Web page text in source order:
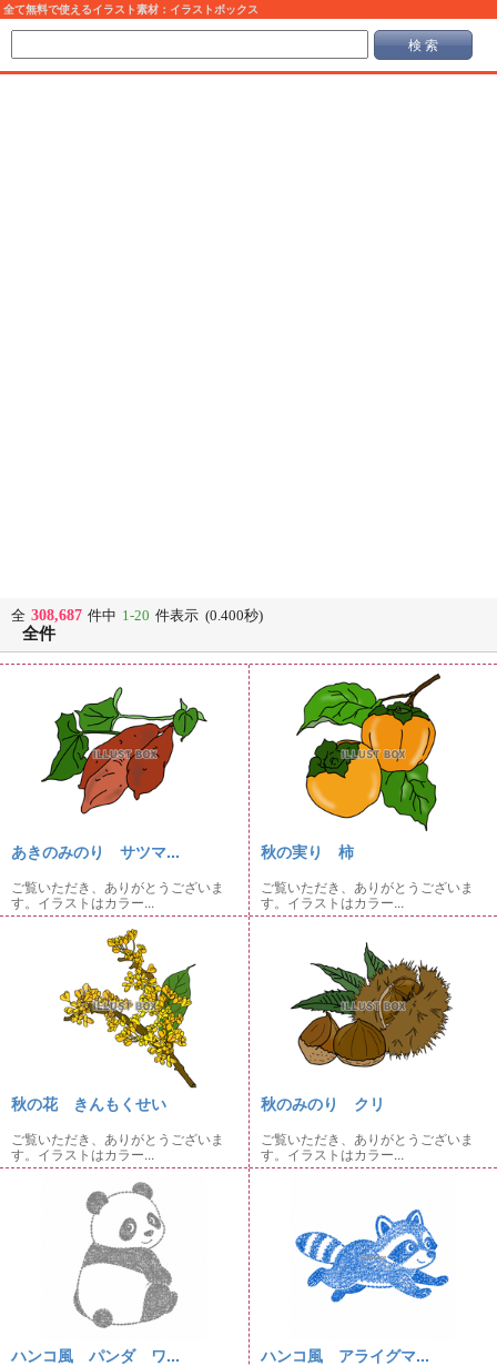
全て無料で使えるイラスト素材：イラストボックス
検 索
全 308,687 件中 1-20 件表示 (0.400秒)
全件
あきのみのり サツマ...
ご覧いただき、ありがとうございま
す。イラストはカラー...
秋の実り 柿
ご覧いただき、ありがとうございま
す。イラストはカラー...
秋の花 きんもくせい
ご覧いただき、ありがとうございま
す。イラストはカラー...
秋のみのり クリ
ご覧いただき、ありがとうございま
す。イラストはカラー...
ハンコ風 パンダ ワ... ハンコ風 アライグマ...